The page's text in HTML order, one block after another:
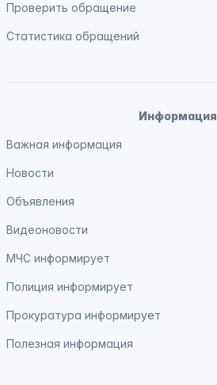
Проверить обращение
Статистика обращений
Информация
Важная информация
Новости
Объявления
Видеоновости
МЧС информирует
Полиция информирует
Прокуратура информирует
Полезная информация